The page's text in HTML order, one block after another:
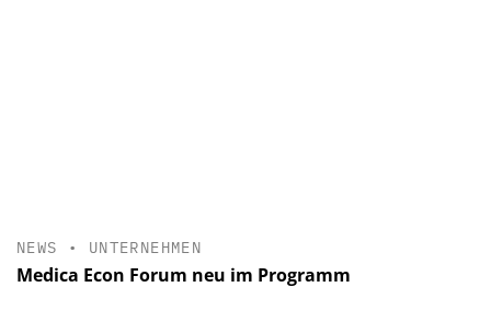
NEWS • UNTERNEHMEN
Medica Econ Forum neu im Programm